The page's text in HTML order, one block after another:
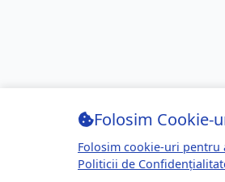
Folosim Cookie-
Folosim cookie-uri pentru
Politicii de